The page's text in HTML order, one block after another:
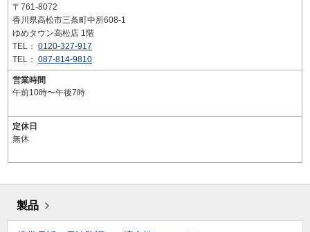
〒761-8072
香川県高松市三条町中所608-1
ゆめタウン高松店 1階
TEL： 0120-327-917
TEL： 087-814-9810
営業時間
午前10時〜午後7時
定休日
無休
製品